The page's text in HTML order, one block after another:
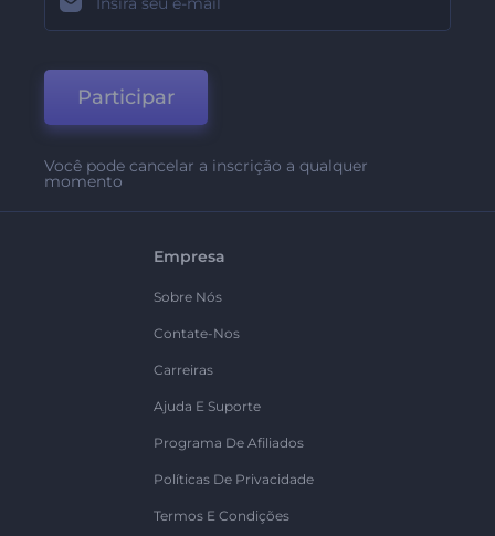
Participar
Você pode cancelar a inscrição a qualquer
momento
Empresa
Sobre Nós
Contate-Nos
Carreiras
Ajuda E Suporte
Programa De Afiliados
Políticas De Privacidade
Termos E Condições